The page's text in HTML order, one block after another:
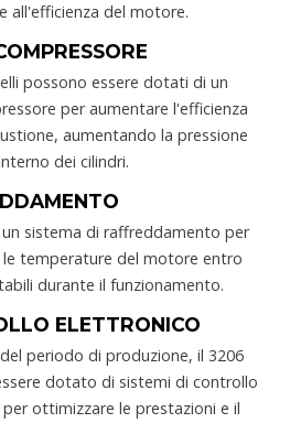
all'efficienza del motore.
possono essere dotati di un
per aumentare l'efficienza
aumentando la pressione
dei cilindri.
sistema di raffreddamento per
temperature del motore entro
durante il funzionamento.
ELETTRONICO
periodo di produzione, il 3206
dotato di sistemi di controllo
ottimizzare le prestazioni e il